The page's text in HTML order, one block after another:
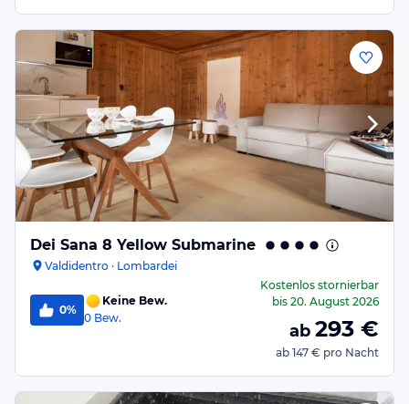
Dei Sana 8 Yellow Submarine
Valdidentro · Lombardei
0%
Keine Bew.
0 Bew.
Kostenlos stornierbar
bis 20. August 2026
ab 293 €
ab 147 € pro Nacht